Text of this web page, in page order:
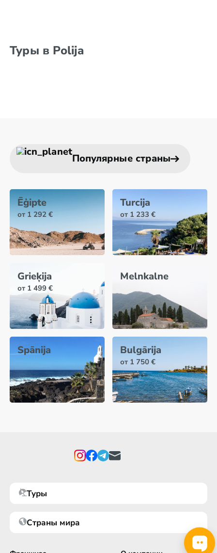
Туры в Polija
Популярные страны
Ēģipte
от 1 292 €
Turcija
от 1 233 €
Grieķija
от 1 499 €
Melnkalne
Spānija Bulgārija
от 1 750 €
Туры
Страны мира